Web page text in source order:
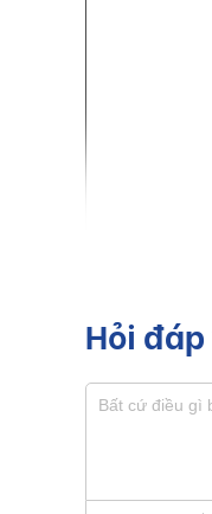
Vòi rửa chén
Hỏi